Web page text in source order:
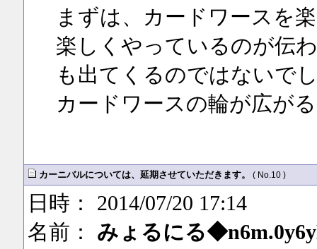
まずは、カードワースを
楽しくやっているのが伝
も出てくるのではないで
カードワースの輪が広が
カーニバルについては、延期させていただきます。 ( No.10 )
日時： 2014/07/20 17:14
名前： みょるにる